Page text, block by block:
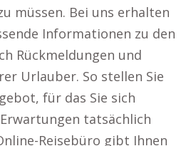
müssen. Bei uns erhalten
Informationen zu den
Rückmeldungen und
Urlauber. So stellen Sie
für das Sie sich
tatsächlich
Reisebüro gibt Ihnen